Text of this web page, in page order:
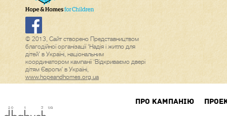
© 2013, Сайт створено Представництвом
благодійної організації ‘Надія і житло для
дітей’ в Україні, національним
координатором кампанії ‘Відкриваємо двері
дітям Європи’ в Україні,
www.hopeandhomes.org.ua
ПРО КАМПАНIЮ